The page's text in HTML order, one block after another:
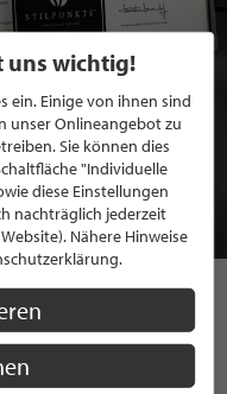
EINE GRATIS
AUF
uns wichtig!
ein. Einige von ihnen sind
unser Onlineangebot zu
Sie können dies
"Individuelle
diese Einstellungen
nachträglich jederzeit
Nähere Hinweise